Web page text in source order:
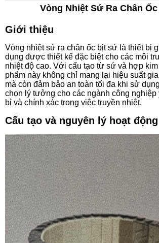
Vòng Nhiệt Sứ Ra Chân
Giới thiệu
Vòng nhiệt sứ ra chân ốc bịt sứ là thiết bị
dụng được thiết kế đặc biệt cho các môi
nhiệt độ cao. Với cấu tạo từ sứ và hợp
phẩm này không chỉ mang lại hiệu suất
mà còn đảm bảo an toàn tối đa khi sử
chọn lý tưởng cho các ngành công nghiệp
bỉ và chính xác trong việc truyền nhiệt.
Cấu tạo và nguyên lý hoạt động